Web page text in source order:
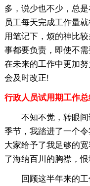
多，说少也不少，总
员工每天完成工作量
用笔记下，烦的神比
事都要负责，即使不
在未来的工作中更加
会及时改正!
行政人员试用期工作
不知不觉，转眼间
季节，我踏进了一个
大家给予了我足够的
了海纳百川的胸襟，
回顾这半年来的工